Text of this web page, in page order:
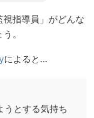
指導員」がどんな
。
によると…
うとする気持ち